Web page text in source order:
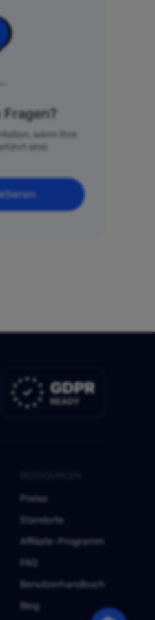
Fragen?
wenn Ihre
sind.
Preise
Standorte
Affiliate-Programm
FAQ
Benutzerhandbuch
Blog